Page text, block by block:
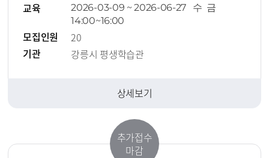
교육
2026-03-09 ~ 2026-06-27 수 금
14:00~16:00
모집인원
20
기관
강릉시 평생학습관
상세보기
추가접수
마감